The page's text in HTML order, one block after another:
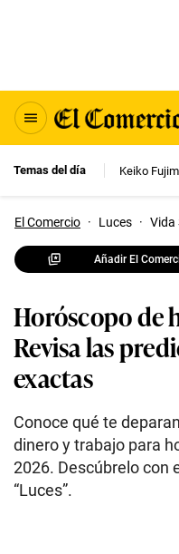
Temas del día Keiko
El Comercio · Luces · Vida
Añadir El
Horóscopo de
Revisa las
exactas
Conoce qué te
dinero y trabajo para
2026. Descúbrelo con
“Luces”.